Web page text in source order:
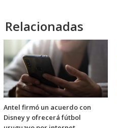
Relacionadas
Antel firmó un acuerdo con
Disney y ofrecerá fútbol